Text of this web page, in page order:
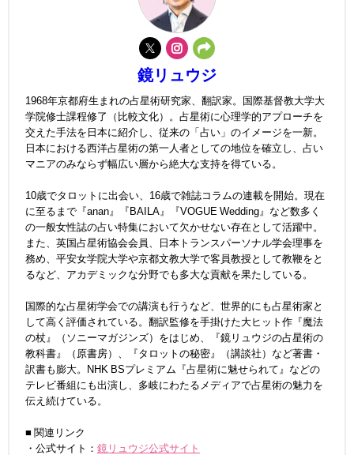
鏡リュウジ
1968年京都府生まれの占星術研究家、翻訳家。国際基督教大学大
学院修士課程修了（比較文化）。占星術に心理学的アプローチを
交えた手法を日本に紹介し、従来の「占い」のイメージを一新。
日本における西洋占星術の第一人者としての地位を確立し、占い
マニアのみならず幅広い層から絶大な支持を得ている。
10歳でタロットに出会い、16歳で雑誌コラムの連載を開始。現在
に至るまで『anan』『BAILA』『VOGUE Wedding』など数多く
の一般女性誌の占い特集において欠かせない存在として活躍中。
また、英国占星術協会会員、日本トランスパーソナル学会理事を
務め、平安女学院大学や京都文教大学で客員教授として教鞭をと
るなど、アカデミックな分野でも多大な貢献を果たしている。
国際的な占星術学会での講演も行うなど、世界的にも占星術家と
して高く評価されている。翻訳監修を手掛けた大ヒット作『魔法
の杖』（ソニーマガジンズ）をはじめ、『鏡リュウジの占星術の
教科書』（原書房）、『タロットの秘密』（講談社）など著書・
訳書も膨大。NHK BSプレミアム『占星術に魅せられて』などの
テレビ番組にも出演し、多岐にわたるメディアで占星術の魅力を
伝え続けている。
■ 関連リンク
・公式サイト： 鏡リュウジ公式サイト